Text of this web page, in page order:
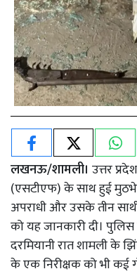
लखनऊ/शामली। उत्तर
(एसटीएफ) के साथ हुई
अपराधी और उसके तीन
को यह जानकारी दी।
दरमियानी रात शामली के
के एक निरीक्षक को भी कई